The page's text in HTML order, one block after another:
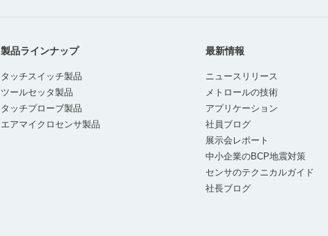
製品ラインナップ
タッチスイッチ製品
ツールセッタ製品
タッチプローブ製品
エアマイクロセンサ製品
最新情報
ニュースリリース
メトロールの技術
アプリケーション
社員ブログ
展示会レポート
中小企業のBCP地震対策
センサのテクニカルガイド
社長ブログ